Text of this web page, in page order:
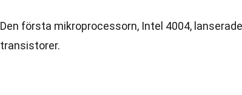
Den första mikroprocessorn, Intel 4004,
transistorer.